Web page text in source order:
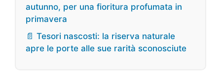
autunno, per una fioritura profumata in
primavera
📄 Tesori nascosti: la riserva naturale
apre le porte alle sue rarità sconosciute